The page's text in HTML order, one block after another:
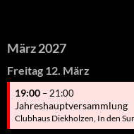
März 2027
Freitag 12. März
19:00 – 21:00
Jahreshauptversammlung
Clubhaus Diekholzen, In den